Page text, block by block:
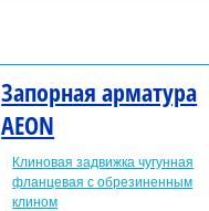
Запорная арматура
AEON
Клиновая задвижка чугунная
фланцевая с обрезиненным
клином